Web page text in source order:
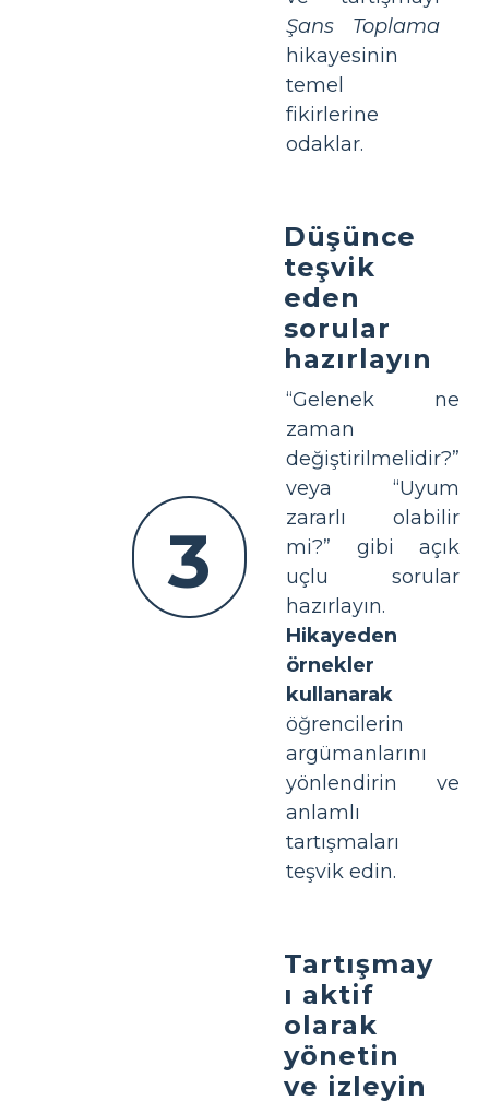
Şans Toplama
hikayesinin
temel
fikirlerine
odaklar.
3
Düşünce
teşvik
eden
sorular
hazırlayın
“Gelenek ne
zaman
değiştirilmelidir?”
veya “Uyum
zararlı olabilir
mi?” gibi açık
uçlu sorular
hazırlayın.
Hikayeden
örnekler
kullanarak
öğrencilerin
argümanlarını
yönlendirin ve
anlamlı
tartışmaları
teşvik edin.
Tartışmay
ı aktif
olarak
yönetin
ve izleyin